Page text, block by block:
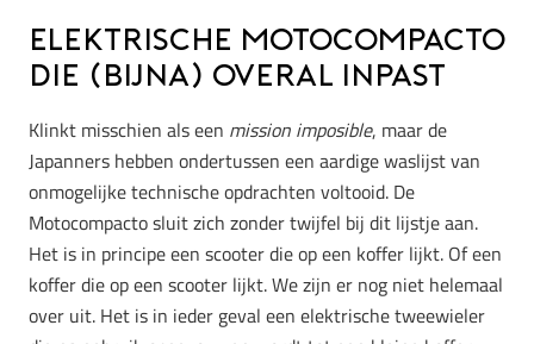
Elektrische Motocompacto
die (bijna) overal inpast
Klinkt misschien als een mission imposible, maar de
Japanners hebben ondertussen een aardige waslijst van
onmogelijke technische opdrachten voltooid. De
Motocompacto sluit zich zonder twijfel bij dit lijstje aan.
Het is in principe een scooter die op een koffer lijkt. Of een
koffer die op een scooter lijkt. We zijn er nog niet helemaal
over uit. Het is in ieder geval een elektrische tweewieler